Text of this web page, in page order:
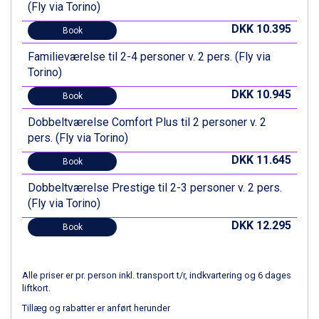
St. Anton fra DKK 7.245
Zell am See fra DKK 4.095
Canazei fra DKK 4.745
Livigno fra DKK 4.145
Ponte di Legno fra DKK 4.745
Bad Gastein fra DKK 4.195
Alleghe fra DKK 5.595
Sauze dOulx fra DKK 4.045
Arabba fra DKK 7.045
La Thuile fra DKK 4.595
Val Thorens fra DKK 5.395
Cervinia fra DKK 5.295
Sölden fra DKK 8.445
Bad Hofgastein fra DKK 5.495
Passo Tonale fra DKK 3.795
Sestriere fra DKK 4.395
Wagrain fra DKK 4.645
Ischgl fra DKK 7.095
(Fly via Torino)
Book DKK 10.395
Familieværelse til 2-4 personer v. 2 pers. (Fly via
Torino)
Book DKK 10.945
Dobbeltværelse Comfort Plus til 2 personer v. 2
pers. (Fly via Torino)
Book DKK 11.645
Dobbeltværelse Prestige til 2-3 personer v. 2 pers.
(Fly via Torino)
Book DKK 12.295
Alle priser er pr. person inkl. transport t/r, indkvartering og 6 dages
liftkort.
Tillæg og rabatter er anført herunder